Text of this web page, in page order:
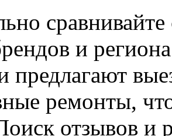
и
предлагают
ремонты,
отзывов и